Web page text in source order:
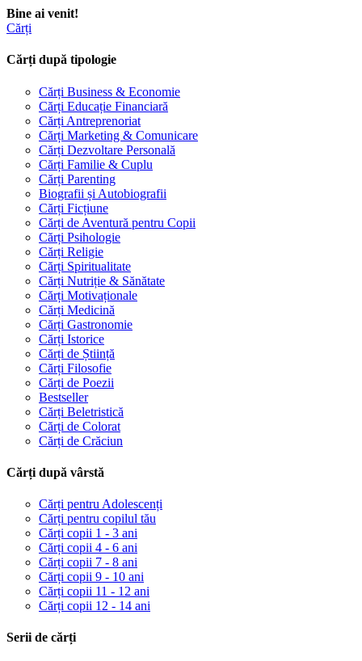
Bine ai venit!
Cărți
Cărți după tipologie
Cărți Business & Economie
Cărți Educație Financiară
Cărți Antreprenoriat
Cărți Marketing & Comunicare
Cărți Dezvoltare Personală
Cărți Familie & Cuplu
Cărți Parenting
Biografii și Autobiografii
Cărți Ficțiune
Cărți de Aventură pentru Copii
Cărți Psihologie
Cărți Religie
Cărți Spiritualitate
Cărți Nutriție & Sănătate
Cărți Motivaționale
Cărți Medicină
Cărți Gastronomie
Cărți Istorice
Cărți de Știință
Cărți Filosofie
Cărți de Poezii
Bestseller
Cărți Beletristică
Cărți de Colorat
Cărți de Crăciun
Cărți după vârstă
Cărți pentru Adolescenți
Cărți pentru copilul tău
Cărți copii 1 - 3 ani
Cărți copii 4 - 6 ani
Cărți copii 7 - 8 ani
Cărți copii 9 - 10 ani
Cărți copii 11 - 12 ani
Cărți copii 12 - 14 ani
Serii de cărți